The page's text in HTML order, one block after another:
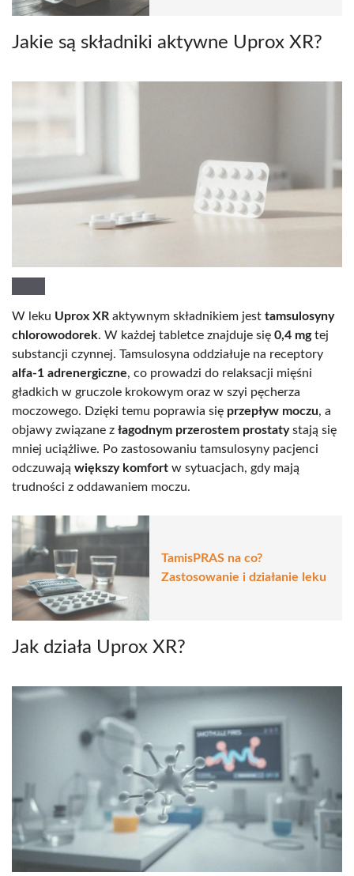
Jakie są składniki aktywne Uprox XR?
W leku Uprox XR aktywnym składnikiem jest tamsulosyny
chlorowodorek. W każdej tabletce znajduje się 0,4 mgtej
substancji czynnej. Tamsulosyna oddziałuje na receptory
alfa-1 adrenergiczne, co prowadzi do relaksacji mięśni
gładkich w gruczole krokowym oraz w szyi pęcherza
moczowego. Dzięki temu poprawia się przepływ moczu, a
objawy związane z łagodnym przerostem prostatystają się
mniej uciążliwe. Po zastosowaniu tamsulosyny pacjenci
odczuwają większy komfort w sytuacjach, gdy mają
trudności z oddawaniem moczu.
TamisPRAS na co?
Zastosowanie i działanie leku
Jak działa Uprox XR?